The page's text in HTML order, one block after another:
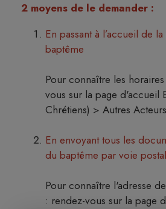
2 moyens de le demander :
En passant à l’accueil de
baptême
Pour connaître les
vous sur la page d'accueil
Chrétiens) > Autres
En envoyant tous les
du baptême par voie
Pour connaître l'adresse
: rendez-vous sur la page